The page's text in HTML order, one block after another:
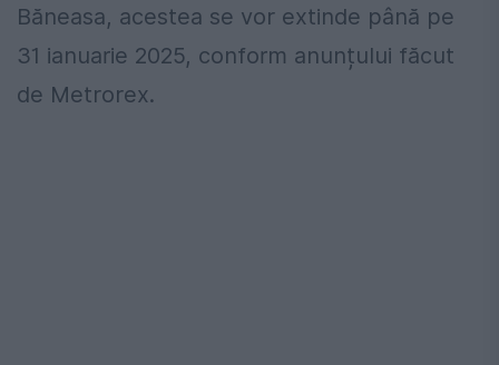
Băneasa, acestea se vor extinde până pe
31 ianuarie 2025, conform anunțului făcut
de Metrorex.